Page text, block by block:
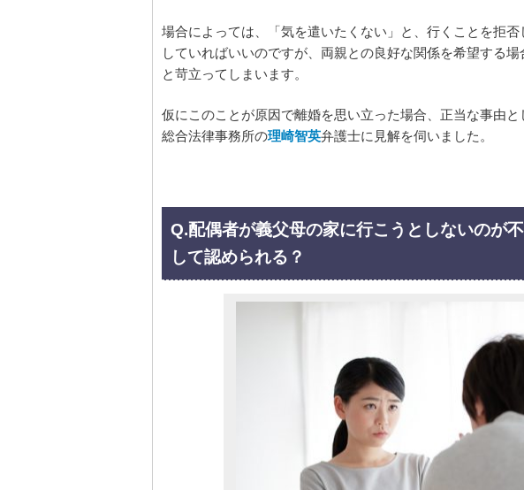
場合によっては、「気を遣いたくない」と、行くことを拒
していればいいのですが、両親との良好な関係を希望する場
と苛立ってしまいます。
仮にこのことが原因で離婚を思い立った場合、正当な事由
総合法律事務所の理崎智英弁護士に見解を伺いました。
Q.配偶者が義父母の家に行こうとしないのが
して認められる？